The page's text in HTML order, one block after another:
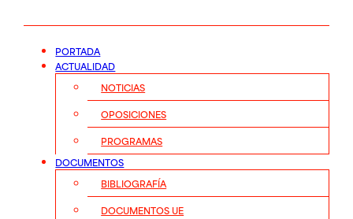
PORTADA
ACTUALIDAD
NOTICIAS
OPOSICIONES
PROGRAMAS
DOCUMENTOS
BIBLIOGRAFÍA
DOCUMENTOS UE